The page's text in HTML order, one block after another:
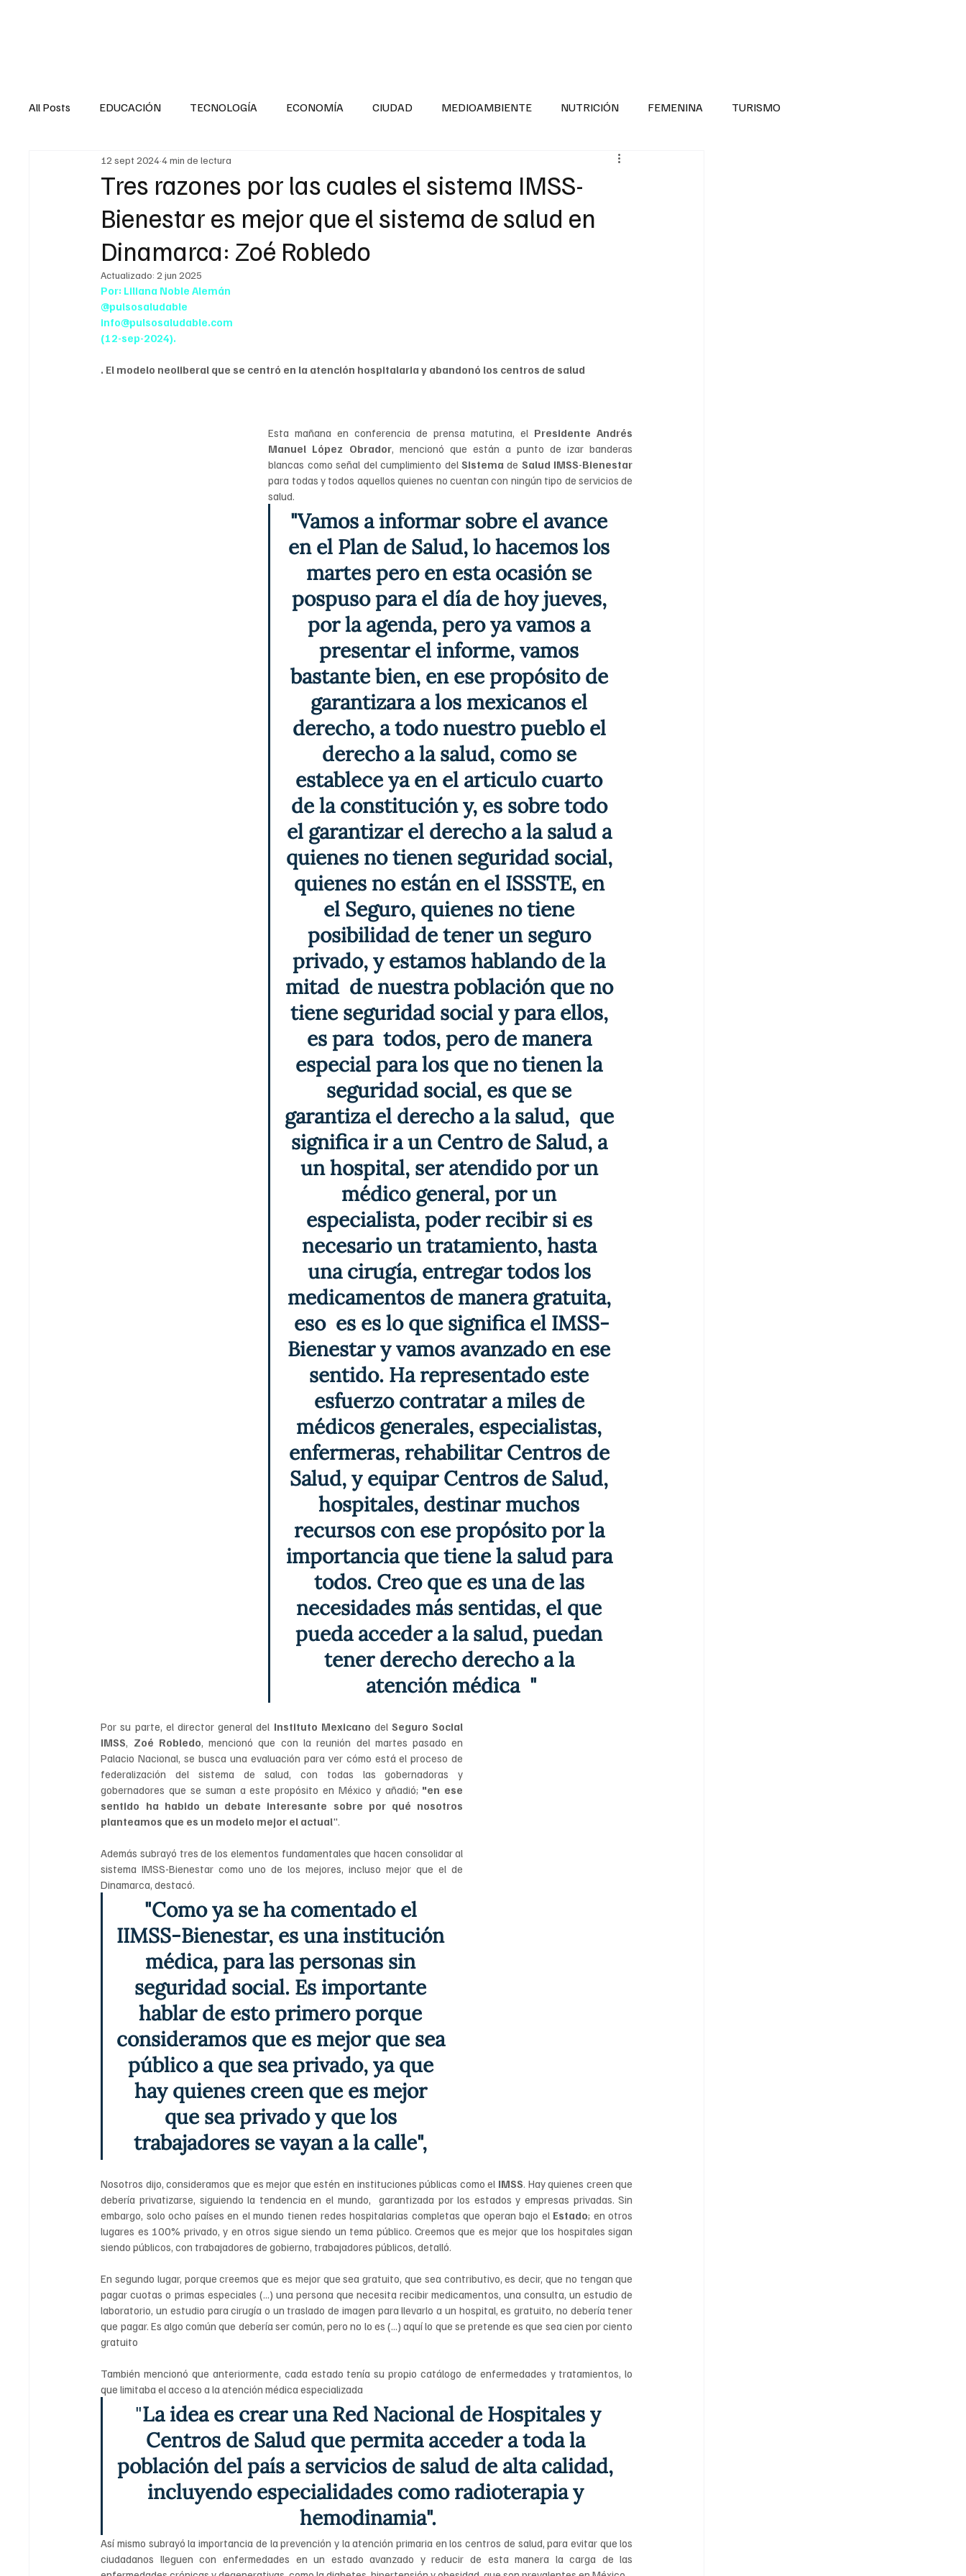
All Posts EDUCACIÓN TECNOLOGÍA ECONOMÍA CIUDAD MEDIOAMBIENTE NUTRICIÓN FEMENINA TURISMO
SALUD EN EL SECTOR PÚBLICO SALUD INFANTIL
LA ENTREVISTA ANIMAL FITNESS ADOLESCENTES RESPONSABILIDAD SOCIAL
INTERNACIONAL GENERAL
Tres razones por las cuales el sistema IMSS-
Bienestar es mejor que el sistema de salud en
Dinamarca: Zoé Robledo
12 sept 20244 min de lectura
Actualizado:2 jun 2025
Por: Liliana Noble Alemán
@pulsosaludable
info@pulsosaludable.com
(12-sep-2024).
. El modelo neoliberal que se centró en la atención hospitalaria y abandonó los centros de salud
Esta mañana en conferencia de prensa matutina, el Presidente Andrés
Manuel López Obrador, mencionó que están a punto de izar banderas
blancas como señal del cumplimiento del Sistema de Salud IMSS-
para todas y todos aquellos quienes no cuentan con ningún tipo de servicios de
salud.
"Vamos a informar sobre el avance
en el Plan de Salud, lo hacemos los
martes pero en esta ocasión se
pospuso para el día de hoy jueves,
por la agenda, pero ya vamos a
presentar el informe, vamos
bastante bien, en ese propósito de
garantizara a los mexicanos el
derecho, a todo nuestro pueblo el
derecho a la salud, como se
establece ya en el articulo cuarto
de la constitución y, es sobre todo
el garantizar el derecho a la salud a
quienes no tienen seguridad social,
quienes no están en el ISSSTE, en
el Seguro, quienes no tiene
posibilidad de tener un seguro
privado, y estamos hablando de la
mitad  de nuestra población que no
tiene seguridad social y para ellos,
es para  todos, pero de manera
especial para los que no tienen la
seguridad social, es que se
garantiza el derecho a la salud,  que
significa ir a un Centro de Salud, a
un hospital, ser atendido por un
médico general, por un
especialista, poder recibir si es
necesario un tratamiento, hasta
una cirugía, entregar todos los
medicamentos de manera gratuita,
eso  es es lo que significa el IMSS-
Bienestar y vamos avanzado en ese
sentido. Ha representado este
esfuerzo contratar a miles de
médicos generales, especialistas,
enfermeras, rehabilitar Centros de
Salud, y equipar Centros de Salud,
hospitales, destinar muchos
recursos con ese propósito por la
importancia que tiene la salud para
todos. Creo que es una de las
necesidades más sentidas, el que
pueda acceder a la salud, puedan
tener derecho derecho a la
atención médica  "
Por su parte, el director general del Instituto Mexicano del Seguro Social
IMSS, Zoé Robledo, mencionó que con la reunión del martes pasado en
Palacio Nacional, se busca una evaluación para ver cómo está el proceso de
federalización del sistema de salud, con todas las gobernadoras y
gobernadores que se suman a este propósito en México y añadió; "en ese
sentido ha habido un debate interesante sobre por qué nosotros
planteamos que es un modelo mejor el actual".
Además subrayó tres de los elementos fundamentales que hacen consolidar al
sistema IMSS-Bienestar como uno de los mejores, incluso mejor que el de
Dinamarca, destacó.
"Como ya se ha comentado el
IIMSS-Bienestar, es una institución
médica, para las personas sin
seguridad social. Es importante
hablar de esto primero porque
consideramos que es mejor que sea
público a que sea privado, ya que
hay quienes creen que es mejor
que sea privado y que los
trabajadores se vayan a la calle",
Nosotros dijo, consideramos que es mejor que estén en instituciones públicas como el IMSS. Hay quienes creen que
debería privatizarse, siguiendo la tendencia en el mundo,  garantizada por los estados y empresas privadas. Sin
embargo, solo ocho países en el mundo tienen redes hospitalarias completas que operan bajo el Estado; en otros
lugares es 100% privado, y en otros sigue siendo un tema público. Creemos que es mejor que los hospitales sigan
siendo públicos, con trabajadores de gobierno, trabajadores públicos, detalló.
En segundo lugar, porque creemos que es mejor que sea gratuito, que sea contributivo, es decir, que no tengan que
pagar cuotas o primas especiales (...) una persona que necesita recibir medicamentos, una consulta, un estudio de
laboratorio, un estudio para cirugía o un traslado de imagen para llevarlo a un hospital, es gratuito, no debería tener
que pagar. Es algo común que debería ser común, pero no lo es (...) aquí lo que se pretende es que sea cien por ciento
gratuito
También mencionó que anteriormente, cada estado tenía su propio catálogo de enfermedades y tratamientos, lo
que limitaba el acceso a la atención médica especializada
"La idea es crear una Red Nacional de Hospitales y
Centros de Salud que permita acceder a toda la
población del país a servicios de salud de alta calidad,
incluyendo especialidades como radioterapia y
hemodinamia".
Así mismo subrayó la importancia de la prevención y la atención primaria en los centros de salud, para evitar que los
ciudadanos lleguen con enfermedades en un estado avanzado y reducir de esta manera la carga de las